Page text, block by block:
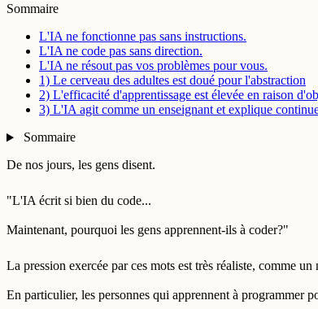
Sommaire
L'IA ne fonctionne pas sans instructions.
L'IA ne code pas sans direction.
L'IA ne résout pas vos problèmes pour vous.
1) Le cerveau des adultes est doué pour l'abstraction
2) L'efficacité d'apprentissage est élevée en raison
3) L'IA agit comme un enseignant et explique
Sommaire
De nos jours, les gens disent.
"L'IA écrit si bien du code...
Maintenant, pourquoi les gens apprennent-ils à coder?"
La pression exercée par ces mots est très réaliste, comme un
En particulier, les personnes qui apprennent à programmer